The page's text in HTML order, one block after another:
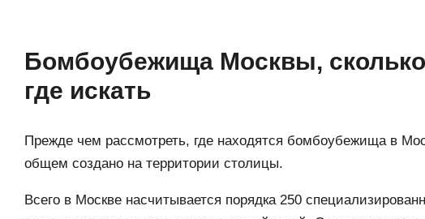
Бомбоубежища Москвы, сколько
где искать
Прежде чем рассмотреть, где находятся бомбоубежища в
общем создано на территории столицы.
Всего в Москве насчитывается порядка 250